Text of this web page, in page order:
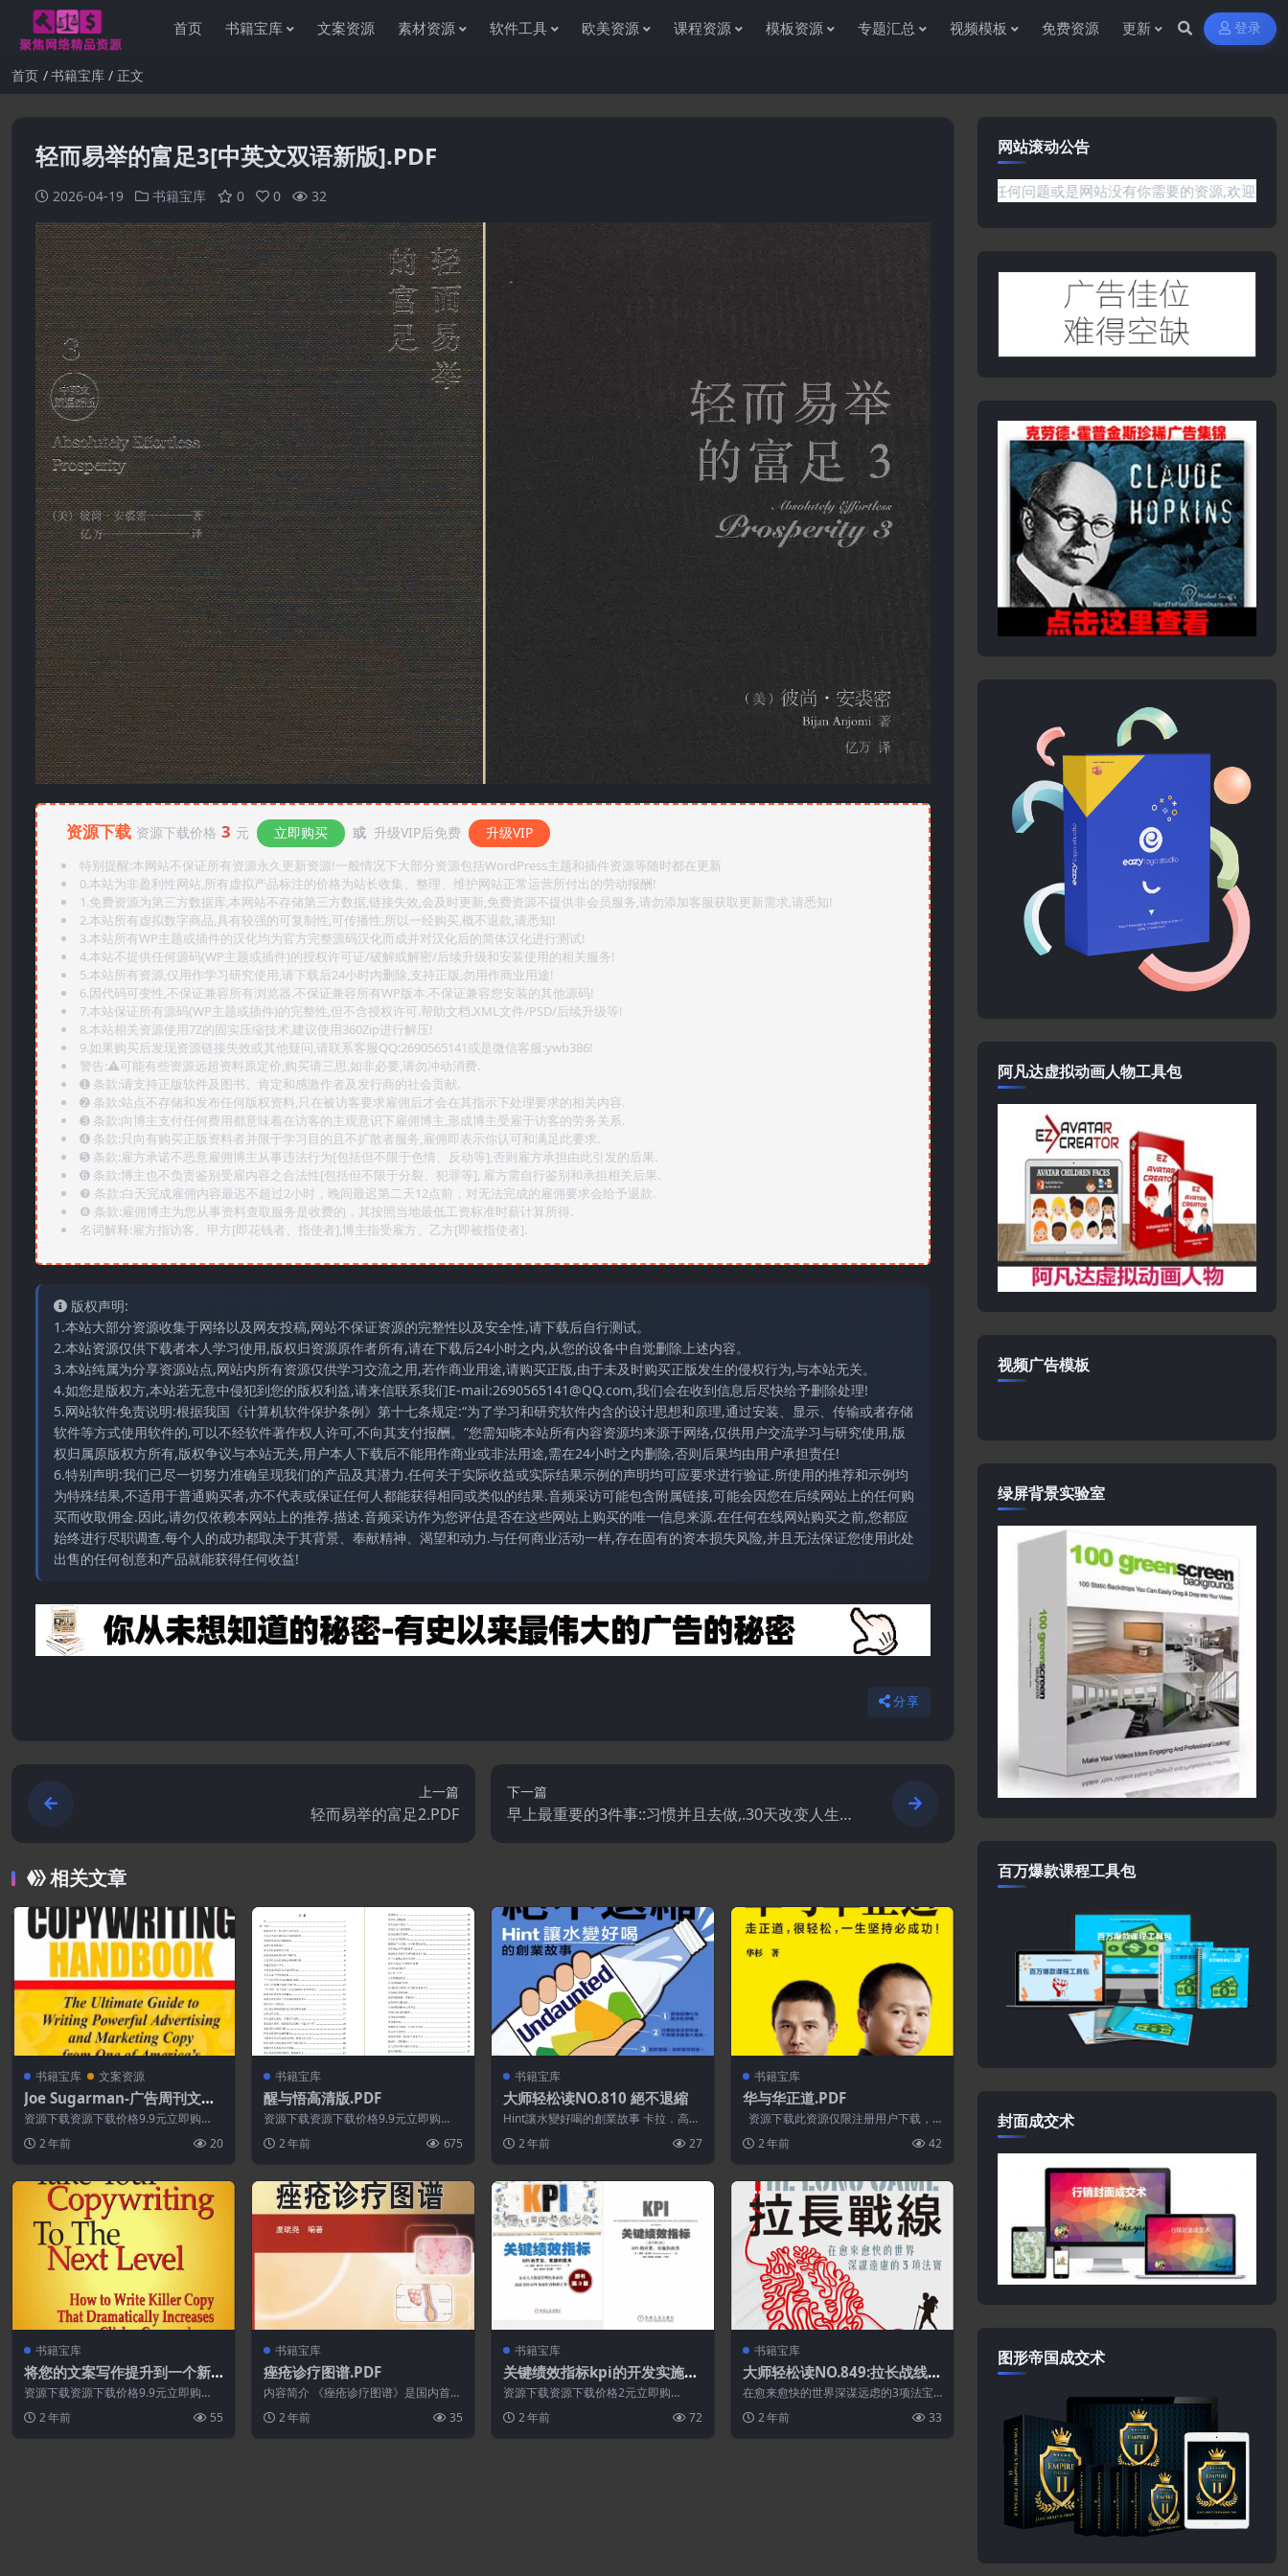
首页 书籍宝库 文案资源 素材资源 软件工具 欧美资源 课程资源 模板资源 专题汇总 视频模板 免费资源 更新 登录
首页 书籍宝库 正文
轻而易举的富足3[中英文双语新版].PDF
2026-04-19 书籍宝库 0 0 32
资源下载 资源下载价格 3 元 立即购买 或 升级VIP后免费 升级VIP
特别提醒:本网站不保证所有资源永久更新资源!一般情况下大部分资源包括WordPress主题和插件资源等随时都在更新
0.本站为非盈利性网站,所有虚拟产品标注的价格为站长收集、整理、维护网站正常运营所付出的劳动报酬!
1.免费资源为第三方数据库,本网站不存储第三方数据,链接失效,会及时更新,免费资源不提供非会员服务,请勿添加客服获取更新需求,请悉知!
2.本站所有虚拟数字商品,具有较强的可复制性,可传播性,所以一经购买,概不退款,请悉知!
3.本站所有WP主题或插件的汉化均为官方完整源码汉化而成并对汉化后的简体汉化进行测试!
4.本站不提供任何源码(WP主题或插件)的授权许可证/破解或解密/后续升级和安装使用的相关服务!
5.本站所有资源,仅用作学习研究使用,请下载后24小时内删除,支持正版,勿用作商业用途!
6.因代码可变性,不保证兼容所有浏览器.不保证兼容所有WP版本.不保证兼容您安装的其他源码!
7.本站保证所有源码(WP主题或插件)的完整性,但不含授权许可.帮助文档.XML文件/PSD/后续升级等!
8.本站相关资源使用7Z的固实压缩技术,建议使用360Zip进行解压!
9.如果购买后发现资源链接失效或其他疑问,请联系客服QQ:2690565141或是微信客服:ywb386!
警告:⚠️可能有些资源远超资料原定价,购买请三思,如非必要,请勿冲动消费.
➊️ 条款:请支持正版软件及图书。肯定和感激作者及发行商的社会贡献.
➋️ 条款:站点不存储和发布任何版权资料,只在被访客要求雇佣后才会在其指示下处理要求的相关内容.
➌️ 条款:向博主支付任何费用都意味着在访客的主观意识下雇佣博主,形成博主受雇于访客的劳务关系.
➍️ 条款:只向有购买正版资料者并限于学习目的且不扩散者服务,雇佣即表示你认可和满足此要求.
➎ 条款:雇方承诺不恶意雇佣博主从事违法行为[包括但不限于色情、反动等],否则雇方承担由此引发的后果.
➏️ 条款:博主也不负责鉴别受雇内容之合法性[包括但不限于分裂、犯罪等], 雇方需自行鉴别和承担相关后果.
❼ 条款:白天完成雇佣内容最迟不超过2小时，晚间最迟第二天12点前，对无法完成的雇佣要求会给予退款.
❽ 条款:雇佣博主为您从事资料查取服务是收费的，其按照当地最低工资标准时薪计算所得.
名词解释:雇方指访客、甲方[即花钱者、指使者],博主指受雇方、乙方[即被指使者].
版权声明:
1.本站大部分资源收集于网络以及网友投稿,网站不保证资源的完整性以及安全性,请下载后自行测试。
2.本站资源仅供下载者本人学习使用,版权归资源原作者所有,请在下载后24小时之内,从您的设备中自觉删除上述内容。
3.本站纯属为分享资源站点,网站内所有资源仅供学习交流之用,若作商业用途,请购买正版,由于未及时购买正版发生的侵权行为,与本站无关。
4.如您是版权方,本站若无意中侵犯到您的版权利益,请来信联系我们E-mail:2690565141@QQ.com,我们会在收到信息后尽快给予删除处理!
5.网站软件免责说明:根据我国《计算机软件保护条例》第十七条规定:“为了学习和研究软件内含的设计思想和原理,通过安装、显示、传输或者存储
软件等方式使用软件的,可以不经软件著作权人许可,不向其支付报酬。”您需知晓本站所有内容资源均来源于网络,仅供用户交流学习与研究使用,版
权归属原版权方所有,版权争议与本站无关,用户本人下载后不能用作商业或非法用途,需在24小时之内删除,否则后果均由用户承担责任!
6.特别声明:我们已尽一切努力准确呈现我们的产品及其潜力.任何关于实际收益或实际结果示例的声明均可应要求进行验证.所使用的推荐和示例均
为特殊结果,不适用于普通购买者,亦不代表或保证任何人都能获得相同或类似的结果.音频采访可能包含附属链接,可能会因您在后续网站上的任何购
买而收取佣金.因此,请勿仅依赖本网站上的推荐.描述.音频采访作为您评估是否在这些网站上购买的唯一信息来源.在任何在线网站购买之前,您都应
始终进行尽职调查.每个人的成功都取决于其背景、奉献精神、渴望和动力.与任何商业活动一样,存在固有的资本损失风险,并且无法保证您使用此处
出售的任何创意和产品就能获得任何收益!
分享
上一篇
轻而易举的富足2.PDF
下一篇
早上最重要的3件事::习惯并且去做,.30天改变人生的
行动魔法.PDF
相关文章
书籍宝库 文案资源
Joe Sugarman-广告周刊文案
写作手册.PDF
资源下载资源下载价格9.9元立即购
2 年前 20
书籍宝库
醒与悟高清版.PDF
资源下载资源下载价格9.9元立即购
2 年前 675
书籍宝库
大师轻松读NO.810 絕不退縮
Hint讓水變好喝的創業故事 卡拉．高汀
少了糖...
2 年前 27
书籍宝库
华与华正道.PDF
资源下载此资源仅限注册用户下载，
2 年前 42
书籍宝库
将您的文案写作提升到一个新
的水平.PDF
资源下载资源下载价格9.9元立即购
2 年前 55
书籍宝库
痤疮诊疗图谱.PDF
内容简介 《痤疮诊疗图谱》是国内首先
病专著。如...
2 年前 35
书籍宝库
关键绩效指标kpi的开发实施和
应用原书第3版.PDF
资源下载资源下载价格2元立即购
2 年前 72
书籍宝库
大师轻松读NO.849:拉长战线
(包含轻松抓重点)
在愈来愈快的世界深谋远虑的3项法宝
力。但是，我...
2 年前 33
网站滚动公告
感谢您访问资源杂货铺获取各种信息资源!如果遇到任何问题或是网站没有你需要的资源,欢迎提交工单或是
阿凡达虚拟动画人物工具包
视频广告模板
绿屏背景实验室
百万爆款课程工具包
封面成交术
图形帝国成交术